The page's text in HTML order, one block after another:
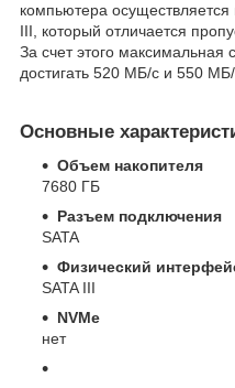
компьютера
III, который отличается
За счет этого максимальная
достигать 520 МБ/с и 550 МБ/
Основные
Объем накопителя
7680 ГБ
Разъем подключения
SATA
Физический
SATA III
NVMe
нет